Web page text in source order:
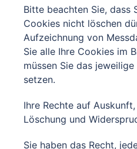
Bitte beachten Sie, dass
Cookies nicht löschen
Aufzeichnung von
Sie alle Ihre Cookies im
müssen Sie das
setzen.
Ihre Rechte auf
Löschung und
Sie haben das Recht,